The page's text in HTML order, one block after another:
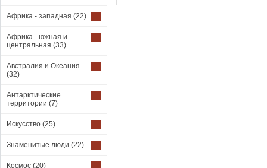
Африка - западная (22)
Африка - южная и
центральная (33)
Австралия и Океания
(32)
Антарктические
территории (7)
Искусство (25)
Знаменитые люди (22)
Космос (20)